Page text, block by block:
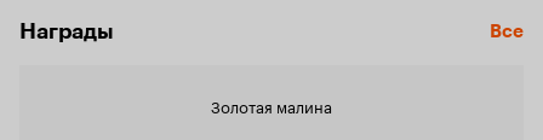
Награды Все
Золотая малина